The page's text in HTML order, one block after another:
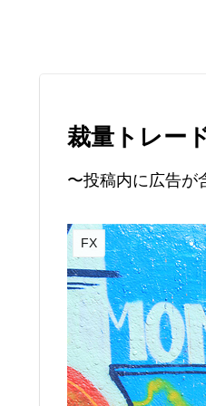
裁量トレー
〜投稿内に広告が
FX